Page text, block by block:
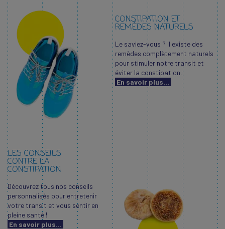
CONSTIPATION ET
REMÉDES NATURELS
Le saviez-vous ? Il existe des
remèdes complètement naturels
pour stimuler notre transit et
éviter la constipation.
En savoir plus...
LES CONSEILS
CONTRE LA
CONSTIPATION
Découvrez tous nos conseils
personnalisés pour entretenir
votre transit et vous sentir en
pleine santé !
En savoir plus...